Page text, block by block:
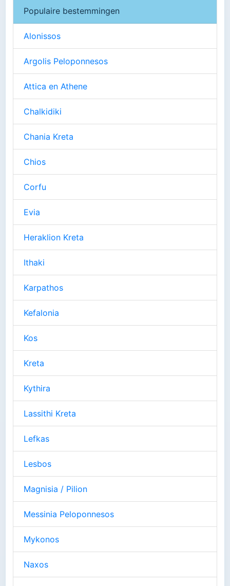
Populaire bestemmingen
Alonissos
Argolis Peloponnesos
Attica en Athene
Chalkidiki
Chania Kreta
Chios
Corfu
Evia
Heraklion Kreta
Ithaki
Karpathos
Kefalonia
Kos
Kreta
Kythira
Lassithi Kreta
Lefkas
Lesbos
Magnisia / Pilion
Messinia Peloponnesos
Mykonos
Naxos